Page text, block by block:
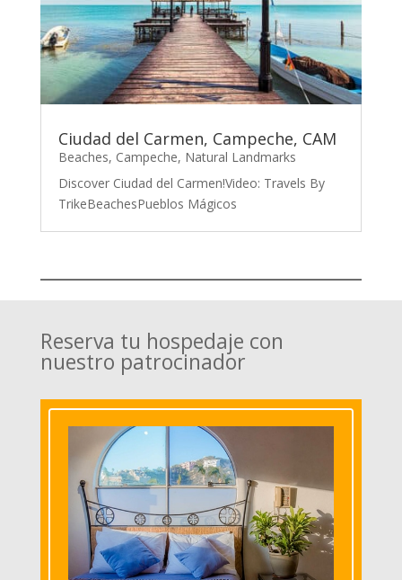
Ciudad del Carmen, Campeche, CAM
Beaches, Campeche, Natural Landmarks
Discover Ciudad del Carmen!Video: Travels By
TrikeBeachesPueblos Mágicos
Reserva tu hospedaje con
nuestro patrocinador